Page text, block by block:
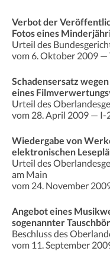
Verbot der
Fotos eines
Urteil des
vom 6. Oktober 2009 —
Schadensersatz
eines
Urteil des
vom 28. April 2009 — I-
Wiedergabe von
elektronischen
Urteil des
am Main
vom 24. November
Angebot eines
sogenannter
Beschluss des
vom 11. September